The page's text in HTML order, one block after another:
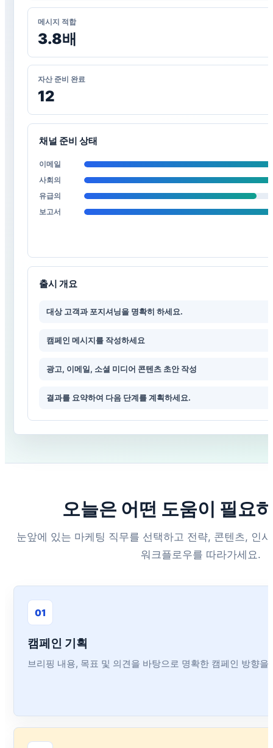
메시지 적합
3.8배
자산 준비 완료
12
채널 준비 상태
이메일
사회의
유급의
보고서
출시 개요
대상 고객과 포지셔닝을 명확히 하세요.
캠페인 메시지를 작성하세요
광고, 이메일, 소셜 미디어 콘텐츠 초안 작성
결과를 요약하여 다음 단계를 계획하세요.
오늘은 어떤 도움이 필요
눈앞에 있는 마케팅 직무를 선택하고 전략, 콘텐츠, 인
워크플로우를 따라가세요.
01
캠페인 기획
브리핑 내용, 목표 및 의견을 바탕으로 명확한 캠페인 방향을